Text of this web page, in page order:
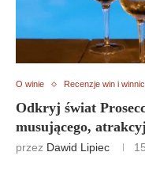
O winie Recenzje win i winnic
Odkryj świat
musującego,
przez Dawid Lipiec